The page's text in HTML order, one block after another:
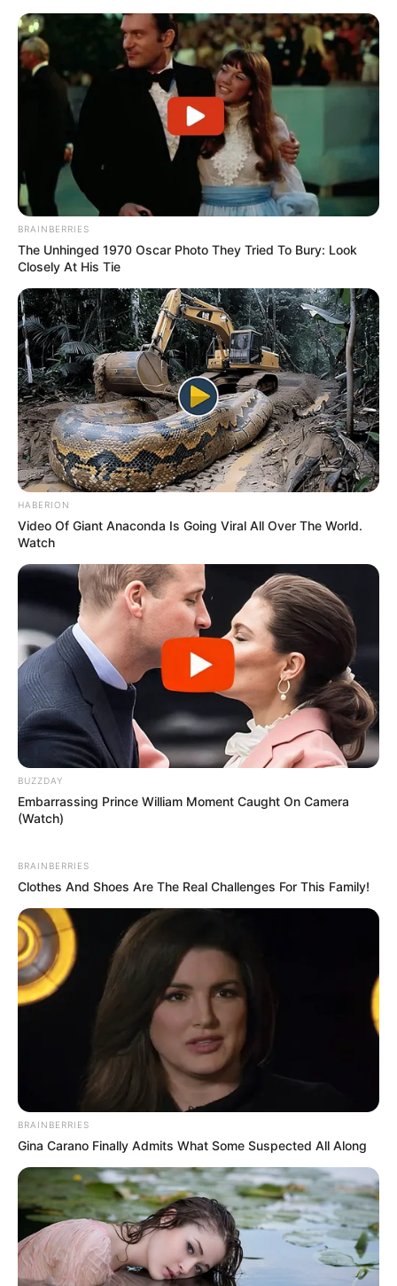
BRAINBERRIES
The Unhinged 1970 Oscar Photo They Tried To Bury: Look
Closely At His Tie
HABERION
Video Of Giant Anaconda Is Going Viral All Over The World.
Watch
BUZZDAY
Embarrassing Prince William Moment Caught On Camera
(Watch)
BRAINBERRIES
Clothes And Shoes Are The Real Challenges For This Family!
BRAINBERRIES
Gina Carano Finally Admits What Some Suspected All Along